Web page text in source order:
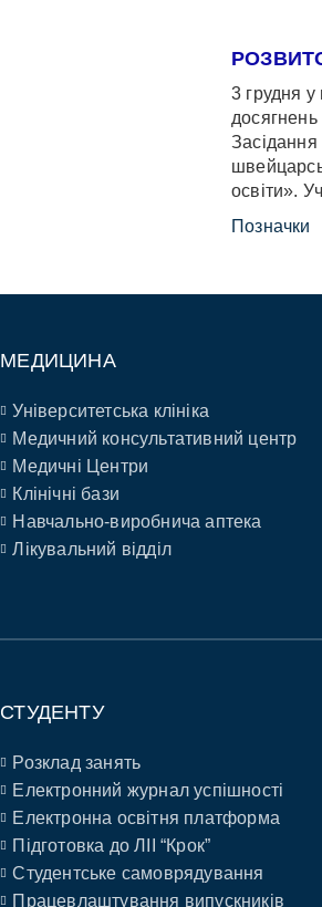
3 грудня
досягнень
Засідання
освіти».
Позначки
МЕДИЦИНА
Університетська клініка
Медичний консультативний центр
Медичні Центри
Клінічні бази
Навчально-виробнича аптека
Лікувальний відділ
СТУДЕНТУ
Розклад занять
Електронний журнал успішності
Електронна освітня платформа
Підготовка до ЛІІ “Крок”
Студентське самоврядування
Працевлаштування випускників